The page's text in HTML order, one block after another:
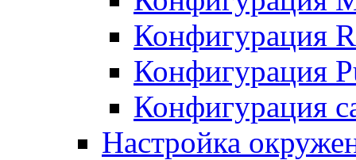
Конфигурация
Конфигурация
Конфигурация
Настройка